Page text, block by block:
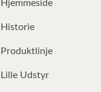
Hjemmeside
Historie
Produktlinje
Lille Udstyr